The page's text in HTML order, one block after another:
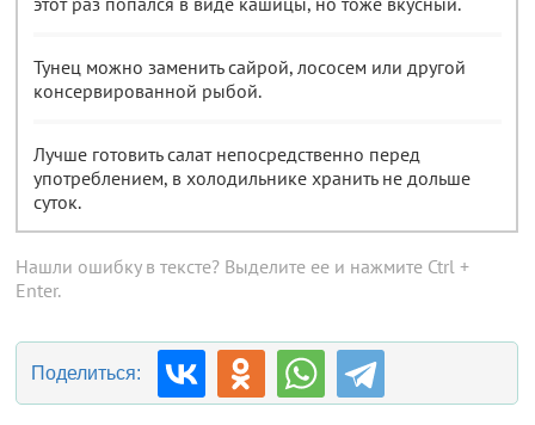
Тунец можно заменить сайрой, лососем или другой
консервированной рыбой.
Лучше готовить салат непосредственно перед
употреблением, в холодильнике хранить не дольше
суток.
Нашли ошибку в тексте? Выделите ее и нажмите Ctrl +
Enter.
Поделиться: